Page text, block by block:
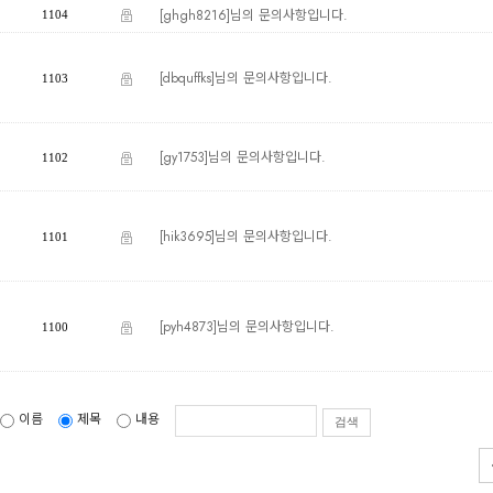
1104 [ghgh8216]님의 문의사항입니다.
1103 [dbquffks]님의 문의사항입니다.
1102 [gy1753]님의 문의사항입니다.
1101 [hik3695]님의 문의사항입니다.
1100 [pyh4873]님의 문의사항입니다.
이름 제목 내용 검색